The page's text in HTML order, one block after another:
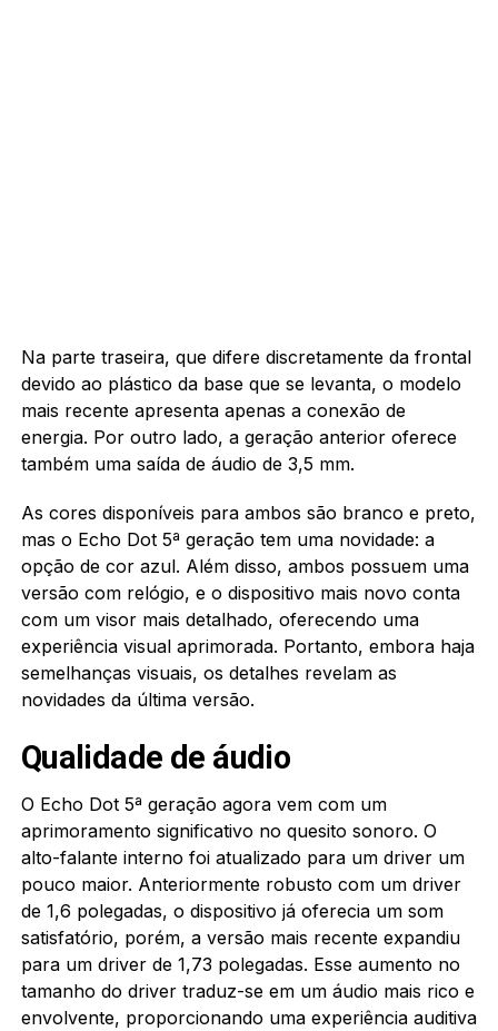
Na parte traseira, que difere discretamente da frontal
devido ao plástico da base que se levanta, o modelo
mais recente apresenta apenas a conexão de
energia. Por outro lado, a geração anterior oferece
também uma saída de áudio de 3,5 mm.
As cores disponíveis para ambos são branco e preto,
mas o Echo Dot 5ª geração tem uma novidade: a
opção de cor azul. Além disso, ambos possuem uma
versão com relógio, e o dispositivo mais novo conta
com um visor mais detalhado, oferecendo uma
experiência visual aprimorada. Portanto, embora haja
semelhanças visuais, os detalhes revelam as
novidades da última versão.
Qualidade de áudio
O Echo Dot 5ª geração agora vem com um
aprimoramento significativo no quesito sonoro. O
alto-falante interno foi atualizado para um driver um
pouco maior. Anteriormente robusto com um driver
de 1,6 polegadas, o dispositivo já oferecia um som
satisfatório, porém, a versão mais recente expandiu
para um driver de 1,73 polegadas. Esse aumento no
tamanho do driver traduz-se em um áudio mais rico e
envolvente, proporcionando uma experiência auditiva